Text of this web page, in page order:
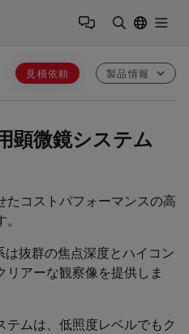
見積依頼 製品情報
顕微鏡システム
たコストパフォーマンスの高
は抜群の焦点深度とハイコン
リアーな観察像を提供しま
テムは、低照度レベルでもク